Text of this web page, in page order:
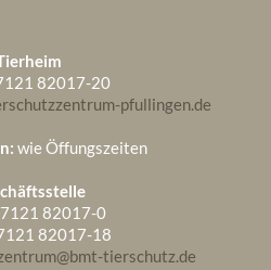
82017-20
pfullingen.de
wie Öffungszeiten
82017-0
82017-18
tierschutz.de